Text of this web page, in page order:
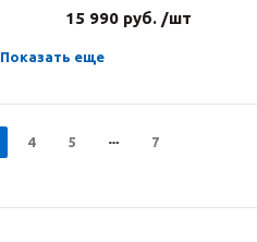
15 990 руб. /шт
Показать еще
4 5 7